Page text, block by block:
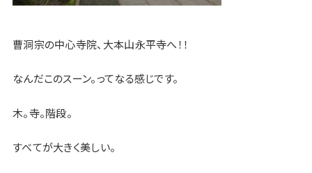
曹洞宗の中心寺院、大本山永平寺へ！！
なんだこのスーン。ってなる感じです。
木。寺。階段。
すべてが大きく美しい。